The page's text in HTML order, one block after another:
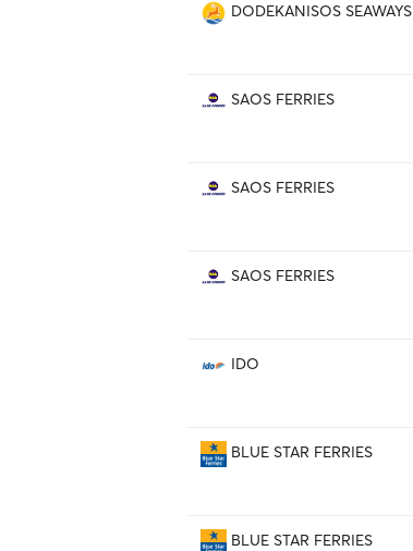
DODEKANISOS SEAWAYS
SAOS FERRIES
SAOS FERRIES
SAOS FERRIES
IDO
BLUE STAR FERRIES
BLUE STAR FERRIES